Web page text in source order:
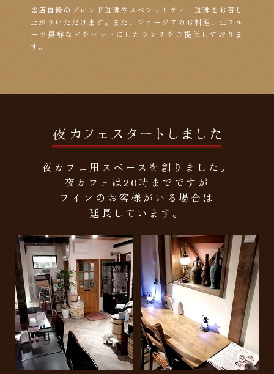
当店自慢のブレンド珈琲やスペシャリティー珈琲をお召し
上がりいただけます。また、ジョージアのお料理、生フル
ーツ黒酢などをセットにしたランチをご提供しておりま
す。
夜カフェ用スペースを創りました。
夜カフェは20時までですが
ワインのお客様がいる場合は
延長しています。